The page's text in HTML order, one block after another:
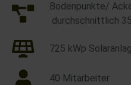
Bodenpunkte/
durchschnittlich
725 kWp
40 Mitarbeiter